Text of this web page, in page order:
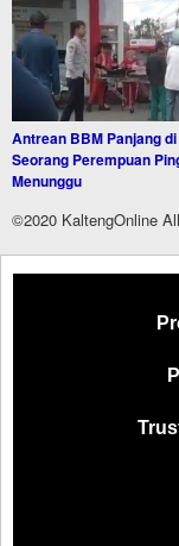
Antrean BBM Panjang
Seorang Perempuan
Menunggu
©2020 KaltengOnline